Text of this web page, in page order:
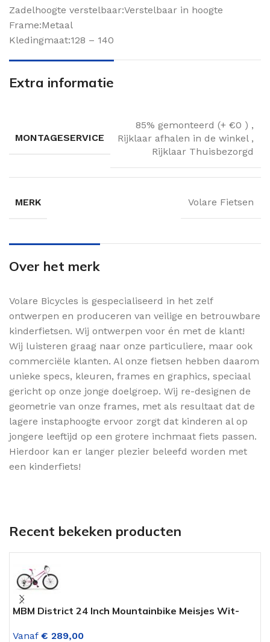
Zadelhoogte verstelbaar:Verstelbaar in hoogte
Frame:Metaal
Kledingmaat:128 – 140
Extra informatie
MONTAGESERVICE
85% gemonteerd (+ €0 ) ,
Rijklaar afhalen in de winkel ,
Rijklaar Thuisbezorgd
MERK Volare Fietsen
Over het merk
Volare Bicycles is gespecialiseerd in het zelf
ontwerpen en produceren van veilige en betrouwbare
kinderfietsen. Wij ontwerpen voor én met de klant!
Wij luisteren graag naar onze particuliere, maar ook
commerciële klanten. Al onze fietsen hebben daarom
unieke specs, kleuren, frames en graphics, speciaal
gericht op onze jonge doelgroep. Wij re-designen de
geometrie van onze frames, met als resultaat dat de
lagere instaphoogte ervoor zorgt dat kinderen al op
jongere leeftijd op een grotere inchmaat fiets passen.
Hierdoor kan er langer plezier beleefd worden met
een kinderfiets!
Recent bekeken producten
MBM District 24 Inch Mountainbike Meisjes Wit-
Vanaf € 289,00